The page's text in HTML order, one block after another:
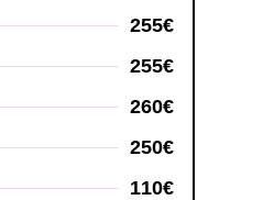
255€
255€
260€
250€
110€